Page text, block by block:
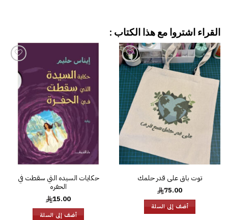
القراء اشتروا مع هذا الكتاب :
إضافة
إلى
قائمة
الرغبات
توت باق على قدر حلمك
75.00
أضف إلى السلة
إلى
قائمة
الرغبات
حكايات السيده التي سقطت في
الحفره
15.00
أضف إلى السلة